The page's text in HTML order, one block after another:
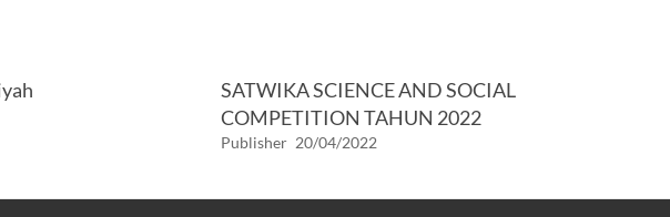
SATWIKA SCIENCE AND SOCIAL
COMPETITION TAHUN 2022
Publisher 20/04/2022